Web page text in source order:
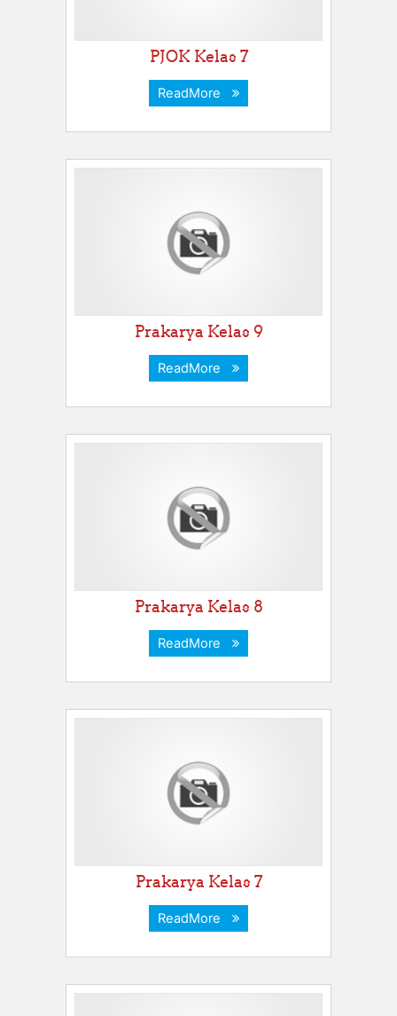
PJOK Kelas 7
ReadMore
Prakarya Kelas 9
ReadMore
Prakarya Kelas 8
ReadMore
Prakarya Kelas 7
ReadMore